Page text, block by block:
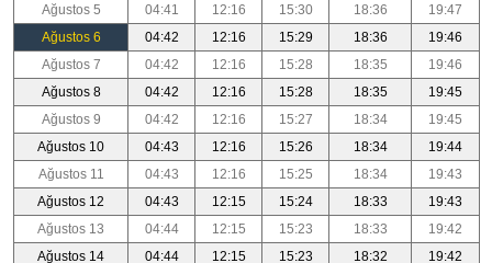
Ağustos 5
04:41 12:16 15:30 18:36
19:47
Ağustos 6
04:42 12:16 15:29 18:36
19:46
Ağustos 7
04:42 12:16 15:28 18:35
19:46
Ağustos 8
04:42 12:16 15:28 18:35
19:45
Ağustos 9
04:42 12:16 15:27 18:34
19:45
Ağustos 10
04:43 12:16 15:26 18:34
19:44
Ağustos 11
04:43 12:16 15:25 18:34
19:43
Ağustos 12
04:43 12:15 15:24 18:33
19:43
Ağustos 13
04:44 12:15 15:23 18:33
19:42
Ağustos 14
04:44 12:15 15:23 18:32
19:42